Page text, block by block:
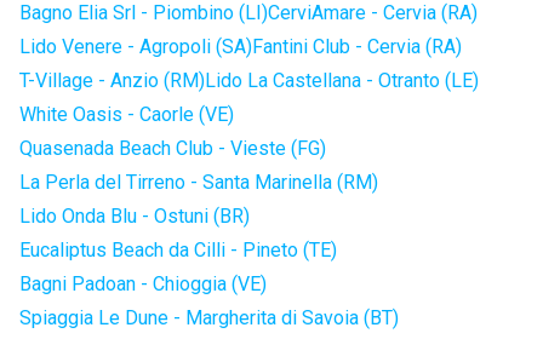
Bagno Elia Srl - Piombino (LI)CerviAmare - Cervia (RA)
Lido Venere - Agropoli (SA)Fantini Club - Cervia (RA)
T-Village - Anzio (RM)Lido La Castellana - Otranto (LE)
White Oasis - Caorle (VE)
Quasenada Beach Club - Vieste (FG)
La Perla del Tirreno - Santa Marinella (RM)
Lido Onda Blu - Ostuni (BR)
Eucaliptus Beach da Cilli - Pineto (TE)
Bagni Padoan - Chioggia (VE)
Spiaggia Le Dune - Margherita di Savoia (BT)